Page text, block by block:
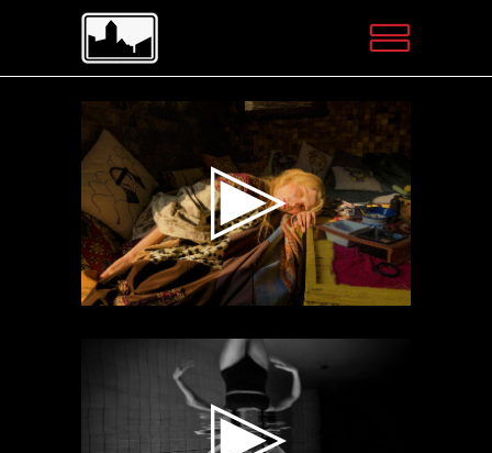
Videospeler